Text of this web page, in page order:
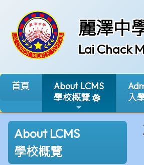
麗澤中
Lai Chack
首頁
About LCMS
學校概覽
入
About LCMS
學校概覽